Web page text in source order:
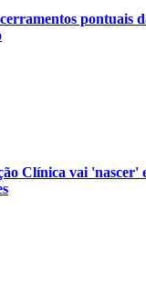
pontuais
Clínica vai 'nascer'